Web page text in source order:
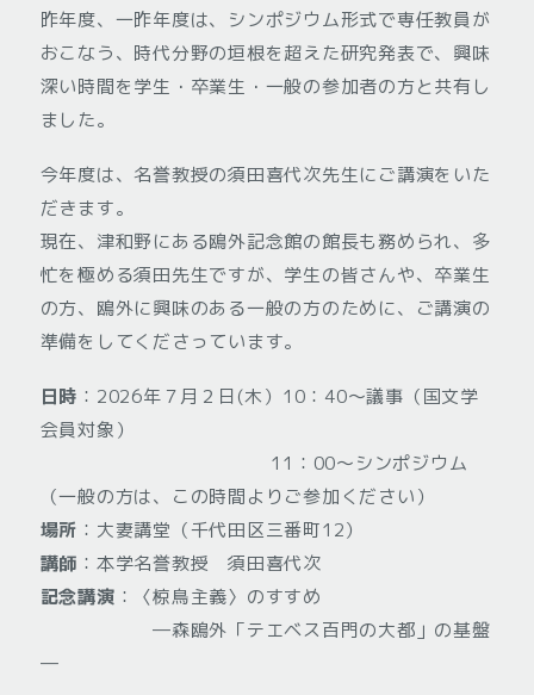
昨年度、一昨年度は、シンポジウム形式で専任教員が
おこなう、時代分野の垣根を超えた研究発表で、興味
深い時間を学生・卒業生・一般の参加者の方と共有し
ました。
今年度は、名誉教授の須田喜代次先生にご講演をいた
だきます。
現在、津和野にある鴎外記念館の館長も務められ、多
忙を極める須田先生ですが、学生の皆さんや、卒業生
の方、鴎外に興味のある一般の方のために、ご講演の
準備をしてくださっています。
日時 ：2026年７月２日(木）10：40～議事（国文学
会員対象）
11：00～シンポジウム
（一般の方は、この時間よりご参加ください）
場所 ：大妻講堂（千代田区三番町12）
講師 ：本学名誉教授 須田喜代次
記念講演 ：〈椋鳥主義〉のすすめ
―森鴎外「テエベス百門の大都」の基盤
―